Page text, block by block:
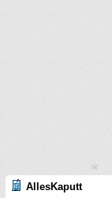
AllesKaputt